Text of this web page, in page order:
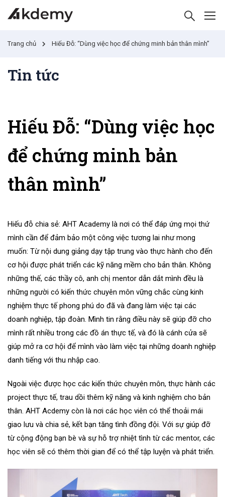
Trang chủ Hiếu Đỗ: “Dùng việc học để chứng minh bản thân mình”
Tin tức
Hiếu Đỗ: “Dùng việc học
để chứng minh bản
thân mình”
Hiếu đỗ chia sẻ: AHT Academy là nơi có thể đáp ứng mọi thứ
mình cần để đảm bảo một công việc tương lai như mong
muốn: Từ nội dung giảng dạy tập trung vào thực hành cho đến
cơ hội được phát triển các kỹ năng mềm cho bản thân. Không
những thế, các thầy cô, anh chị mentor dẫn dắt mình đều là
những người có kiến thức chuyên môn vững chắc cùng kinh
nghiệm thực tế phong phú do đã và đang làm việc tại các
doanh nghiệp, tập đoàn. Mình tin rằng điều này sẽ giúp đỡ cho
mình rất nhiều trong các đồ án thực tế, và đó là cánh cửa sẽ
giúp mở ra cơ hội để mình vào làm việc tại những doanh nghiệp
danh tiếng với thu nhập cao.
Ngoài việc được học các kiến thức chuyên môn, thực hành các
project thực tế, trau dồi thêm kỹ năng và kinh nghiệm cho bản
thân. AHT Acdemy còn là nơi các học viên có thể thoải mái
giao lưu và chia sẻ, kết bạn tăng tình đồng đội. Với sự giúp đỡ
từ cộng động bạn bè và sự hỗ trợ nhiệt tình từ các mentor, các
học viên sẽ có thêm thời gian để có thể tập luyện và phát triển.